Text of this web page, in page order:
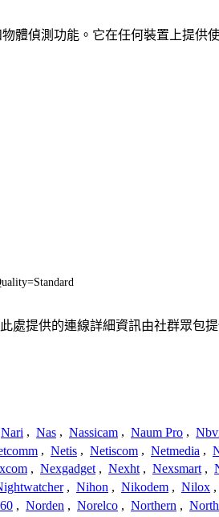
體偵測功能。它在任何裝置上提
處提供的連線詳細資訊由社群眾
Nari , Nas , Nassicam , Naum Pro ,
, Netis , Netiscom , Netmedia ,
, Nexgadget , Nexht , Nexsmart ,
, Nihon , Nikodem , Nilox ,
, Norden , Norelco , Northern ,